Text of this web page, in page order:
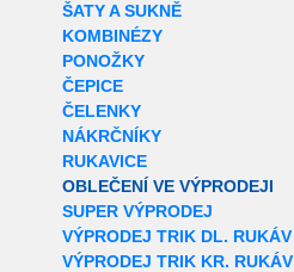
ŠATY A SUKNĚ
KOMBINÉZY
PONOŽKY
ČEPICE
ČELENKY
NÁKRČNÍKY
RUKAVICE
OBLEČENÍ VE VÝPRODEJI
SUPER VÝPRODEJ
VÝPRODEJ TRIK DL. RUKÁV
VÝPRODEJ TRIK KR. RUKÁV